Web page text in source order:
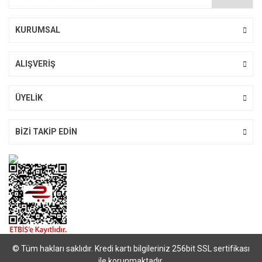
KURUMSAL
ALIŞVERİŞ
ÜYELİK
BİZİ TAKİP EDİN
© Tüm hakları saklıdır. Kredi kartı bilgileriniz 256bit SSL sertifikası